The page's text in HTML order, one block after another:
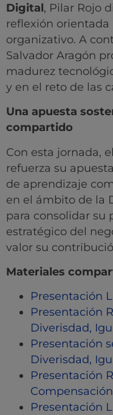
Digital, Pilar Rojo
reflexión
organizativo. A
Salvador Aragón
madurez
y en el reto de las
Una apuesta
compartido
Con esta jornada,
refuerza su
de aprendizaje
en el ámbito de la
para consolidar su
estratégico del
valor su
Materiales
Presentación
Presentación
Diverisdad,
Presentación
Diverisdad,
Presentación
Presentación